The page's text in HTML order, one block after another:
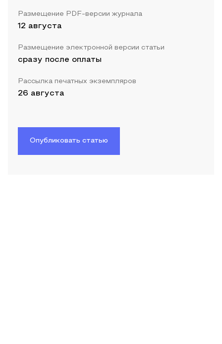
Размещение PDF-версии журнала
12 августа
Размещение электронной версии статьи
сразу после оплаты
Рассылка печатных экземпляров
26 августа
Опубликовать статью